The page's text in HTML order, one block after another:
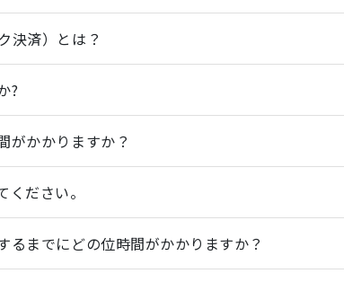
決済）とは？
?
がかかりますか？
ださい。
るまでにどの位時間がかかりますか？